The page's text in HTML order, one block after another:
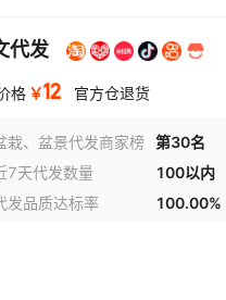
代发
格 ￥12 官方仓退货
栽、盆景代发商家榜 第30名
7天代发数量
100以内
发品质达标率
100.00%